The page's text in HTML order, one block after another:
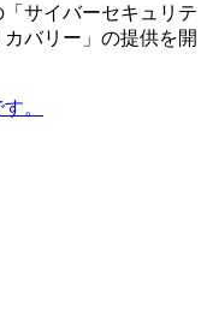
サイバーセキュリテ
バリー」の提供を開
。